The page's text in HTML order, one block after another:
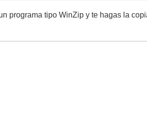
programa tipo WinZip y te hagas la